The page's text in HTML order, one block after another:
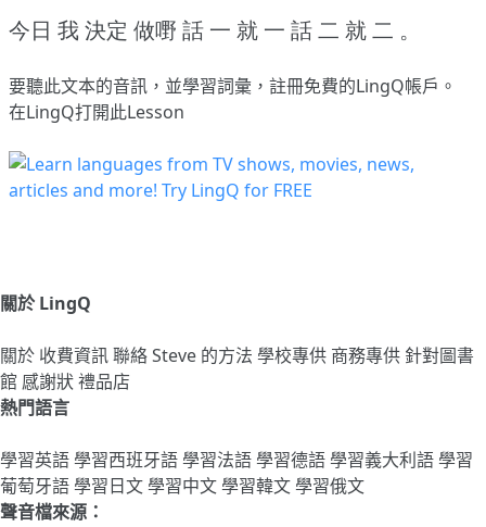
今日 我 決定 做嘢 話 一 就 一 話 二 就 二 。
要聽此文本的音訊，並學習詞彙， 註冊免費的LingQ帳戶。
在LingQ打開此Lesson
關於 LingQ
關於 收費資訊聯絡Steve 的方法 學校專供 商務專供 針對圖書
館 感謝狀禮品店
熱門語言
學習英語學習西班牙語學習法語學習德語學習義大利語學習
葡萄牙語學習日文學習中文學習韓文學習俄文
聲音檔來源：